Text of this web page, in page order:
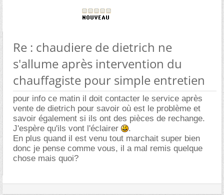
Re : chaudiere de dietrich ne
s'allume après intervention du
chauffagiste pour simple entretien
pour info ce matin il doit contacter le service après
vente de dietrich pour savoir où est le problème et
savoir également si ils ont des pièces de rechange.
J'espère qu'ils vont l'éclairer
.
En plus quand il est venu tout marchait super bien
donc je pense comme vous, il a mal remis quelque
chose mais quoi?